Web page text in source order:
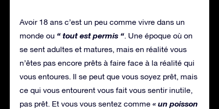
Avoir 18 ans c’est un peu comme vivre dans un
monde ou “ tout est permis “. Une époque où on
se sent adultes et matures, mais en réalité vous
n’êtes pas encore prêts à faire face à la réalité qui
vous entoures. Il se peut que vous soyez prêt, mais
ce qui vous entourent vous fait vous sentir inutile,
pas prêt. Et vous vous sentez comme « un poisson